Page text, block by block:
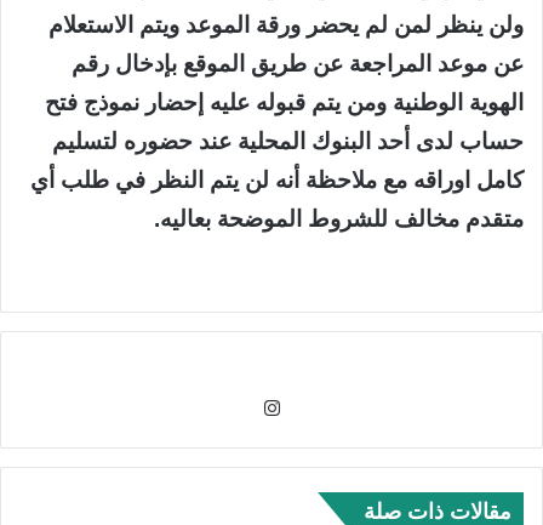
ولن ينظر لمن لم يحضر ورقة الموعد ويتم الاستعلام
عن موعد المراجعة عن طريق الموقع بإدخال رقم
الهوية الوطنية ومن يتم قبوله عليه إحضار نموذج فتح
حساب لدى أحد البنوك المحلية عند حضوره لتسليم
كامل اوراقه مع ملاحظة أنه لن يتم النظر في طلب أي
متقدم مخالف للشروط الموضحة بعاليه.
ام
مقالات ذات صلة